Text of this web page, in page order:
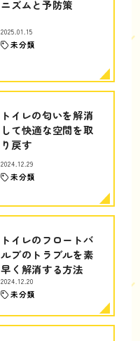
ニズムと予防策
2025.01.15
未分類
トイレの匂いを解消
して快適な空間を取
り戻す
2024.12.29
未分類
トイレのフロートバ
ルブのトラブルを素
早く解消する方法
2024.12.20
未分類